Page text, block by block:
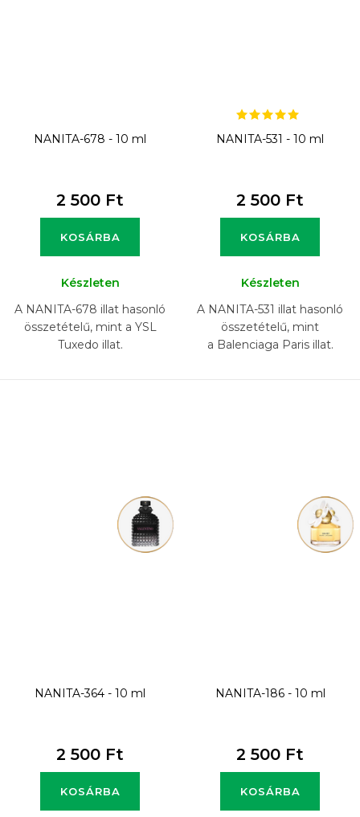
NANITA-678 - 10 ml
2 500 Ft
KOSÁRBA
Készleten
A NANITA-678 illat hasonló
összetételű, mint a YSL
Tuxedo illat.
NANITA-531 - 10 ml
2 500 Ft
KOSÁRBA
Készleten
A NANITA-531 illat hasonló
összetételű, mint
a Balenciaga Paris illat.
NANITA-364 - 10 ml
2 500 Ft
KOSÁRBA
NANITA-186 - 10 ml
2 500 Ft
KOSÁRBA